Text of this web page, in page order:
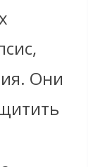
Они